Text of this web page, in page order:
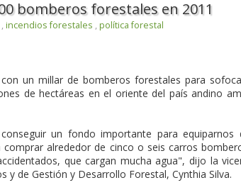
bomberos forestales en 2011
, incendios forestales , política forestal
un millar de bomberos forestales para
de hectáreas en el oriente del país andino
un fondo importante para equiparnos
alrededor de cinco o seis carros
que cargan mucha agua", dijo la
y de Gestión y Desarrollo Forestal, Cynthia Silva.